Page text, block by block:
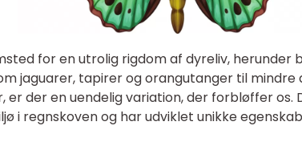
for en utrolig rigdom af dyreliv, herunder
jaguarer, tapirer og orangutanger til
er der en uendelig variation, der forbløffer os.
i regnskoven og har udviklet unikke